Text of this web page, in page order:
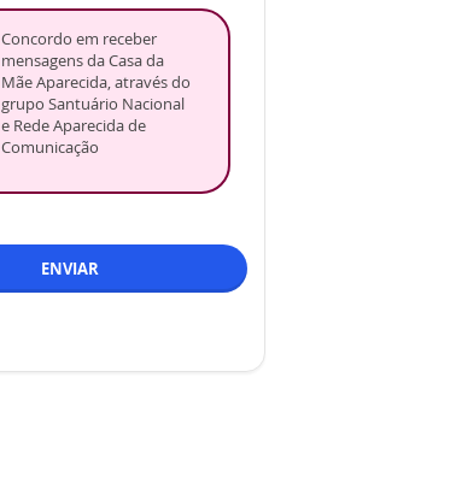
Concordo em receber
mensagens da Casa da
Mãe Aparecida, através do
grupo Santuário Nacional
e Rede Aparecida de
Comunicação
ENVIAR